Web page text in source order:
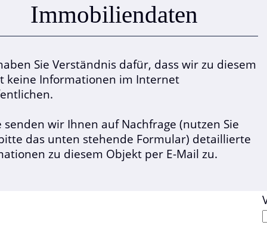
Immobilien­daten
Sie Verständnis dafür, dass wir zu diesem
keine Informationen im Internet
senden wir Ihnen auf Nachfrage (nutzen Sie
das unten stehende Formular) detaillierte
zu diesem Objekt per E-Mail zu.